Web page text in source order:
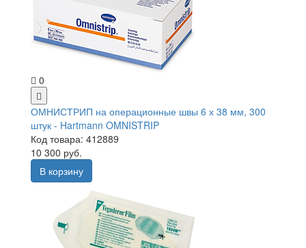
0
ОМНИСТРИП на операционные швы 6 х 38 мм, 300
штук - Hartmann OMNISTRIP
Код товара: 412889
10 300 руб.
В корзину